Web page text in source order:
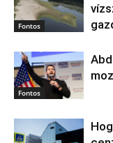
Fontos
Fontos